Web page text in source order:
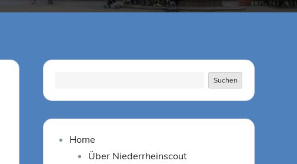
Suchen
Home
Über Niederrheinscout